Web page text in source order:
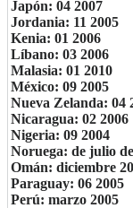
Japón: 04 2007
Jordania: 11 2005
Kenia: 01 2006
Líbano: 03 2006
Malasia: 01 2010
México: 09 2005
Nueva Zelanda: 04
Nicaragua: 02 2006
Nigeria: 09 2004
Noruega: de julio
Omán: diciembre
Paraguay: 06 2005
Perú: marzo 2005